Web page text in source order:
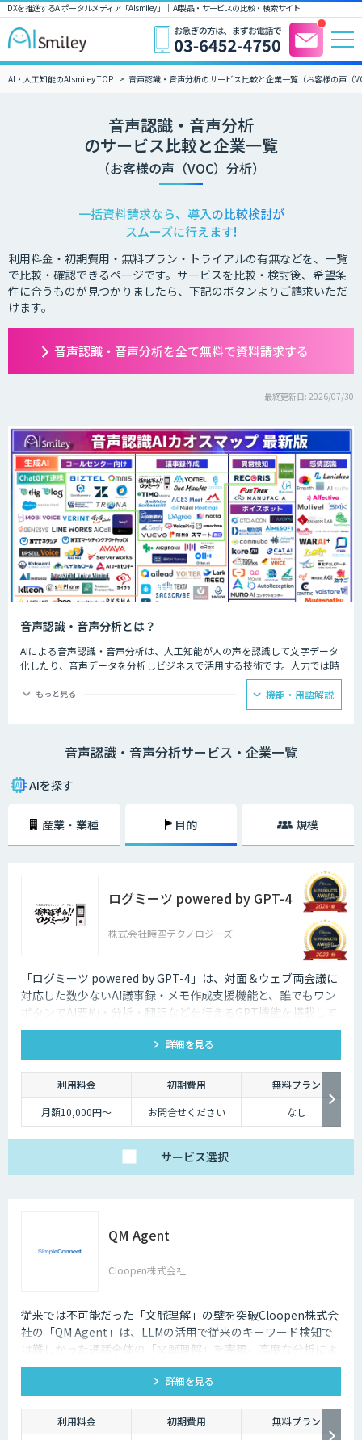
DXを推進するAIポータルメディア「AIsmiley」｜ AI製品・サービスの比較・検索サイト
AI・人工知能のAIsmiley TOP 音声認識・音声分析のサービス比較と企業一覧（お客様の声（
音声認識・音声分析
のサービス比較と企業一覧
（お客様の声（VOC）分析）
一括資料請求なら、導入の比較検討が
スムーズに行えます!
利用料金・初期費用・無料プラン・トライアルの有無などを、一覧
で比較・確認できるページです。サービスを比較・検討後、希望条
件に合うものが見つかりましたら、下記のボタンよりご請求いただ
けます。
音声認識・音声分析を全て無料で資料請求する
最終更新日: 2026/07/30
音声認識・音声分析とは？
AIによる音声認識・音声分析は、人工知能が人の声を認識して文字データ
化したり、音声データを分析しビジネスで活用する技術です。人力では時
間と労力がかかる議事録の文字起こしやお客様との通話データ分析などを
AIが代行してくれます。
はお客様との通話記録を自動的にテキスト化するなど様々な場面で活用で
もっと見る 機能・用語解説
音声認識・音声分析サービス・企業一覧
AIを探す
産業・業種 目的 規模
ログミーツ powered by GPT-4
株式会社時空テクノロジーズ
「ログミーツ powered by GPT-4」は、対面＆ウェブ両会議に
対応した数少ないAI議事録・メモ作成支援機能と、誰でもワン
ボタンでAI要約・分析・翻訳などを行えるGPT機能を搭載して
いる、最強会議支援ツールです。
詳細を見る
利用料金 初期費用
無料プラン
月額10,000円～
お問合せください なし
サービス選択
QM Agent
Cloopen株式会社
従来では不可能だった「文脈理解」の壁を突破Cloopen株式会
社の「QM Agent」は、LLMの活用で従来のキーワード検知で
は難しかった通話全体の「文脈理解」を実現。高度な分析によ
り、コンテキストを汲み取った精度の高い品質チェックを可能
詳細を見る
利用料金 初期費用
無料プラン